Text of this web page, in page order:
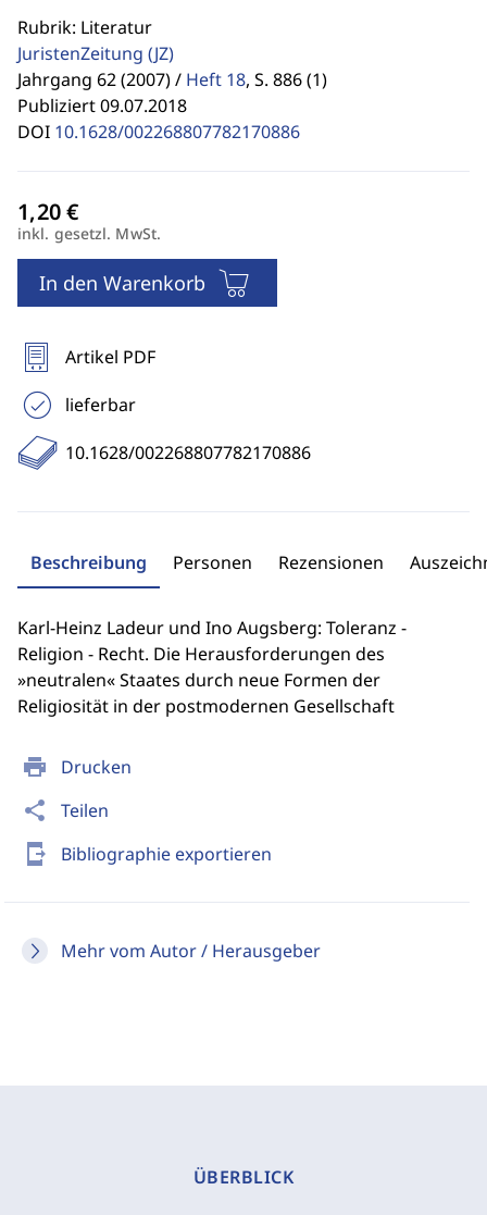
print Drucken
share Teilen
send_to_mobile Bibliographie exportieren
Mehr vom Autor / Herausgeber
Rubrik: Literatur
JuristenZeitung (JZ)
Jahrgang 62 (2007) / Heft 18, S. 886 (1)
Publiziert 09.07.2018
DOI 10.1628/002268807782170886
inkl. gesetzl. MwSt.
In den Warenkorb
Artikel PDF
lieferbar
10.1628/002268807782170886
Beschreibung Personen Rezensionen
Karl-Heinz Ladeur und Ino Augsberg: Toleranz -
Religion - Recht. Die Herausforderungen des
»neutralen« Staates durch neue Formen der
Religiosität in der postmodernen Gesellschaft
ÜBERBLICK